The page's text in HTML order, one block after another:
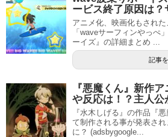
ービス終了原因は
アニメ化、映画化もされ
「waveサーフィンやっぺ
ーイズ』の詳細まとめ ...
記事
『悪魔くん』新作
や反応は！？主人公
『水木しげる』の作品『
て制作される事が発表さ
に？ (adsbygoogle...